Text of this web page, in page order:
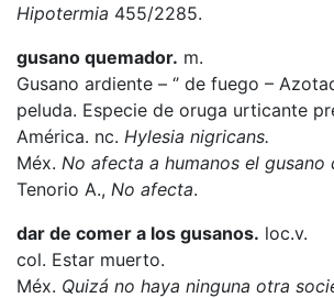
Hipotermia 455/2285.
gusano quemador. m.
Gusano ardiente – ‘’ de fuego –
peluda. Especie de oruga urticante
América. nc. Hylesia nigricans.
Méx. No afecta a humanos el gusano
Tenorio A., No afecta.
dar de comer a los gusanos. loc.v.
col. Estar muerto.
Méx. Quizá no haya ninguna otra